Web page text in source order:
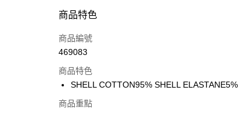
付款方式
信用卡
Google Pay
AlipayHK
商品特色
商品編號
469083
商品特色
SHELL COTTON95% SHELL ELASTANE5%
商品重點